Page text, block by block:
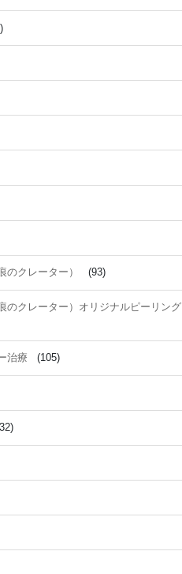
のクレーター） (93)
のクレーター）オリジナルピーリング
治療 (105)